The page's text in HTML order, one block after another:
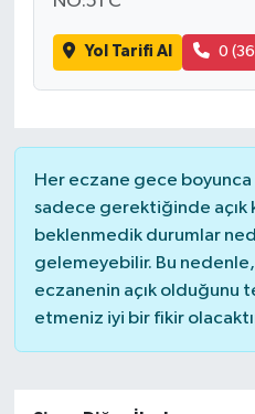
Yol Tarifi Al 0
Her eczane gece boyunca
sadece gerektiğinde açık
beklenmedik durumlar
gelemeyebilir. Bu
eczanenin açık olduğunu
etmeniz iyi bir fikir